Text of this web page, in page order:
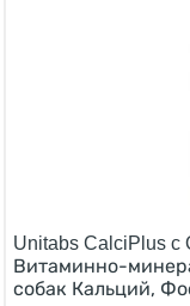
Unitabs CalciPlus с
Витаминно-
собак Кальций,